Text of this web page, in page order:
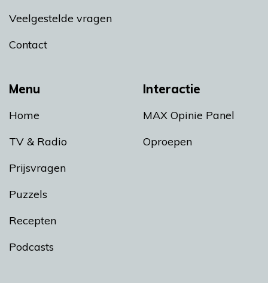
Menu
Home
TV & Radio
Prijsvragen
Puzzels
Recepten
Podcasts
Interactie
MAX Opinie Panel
Oproepen
Veelgestelde vragen
Contact